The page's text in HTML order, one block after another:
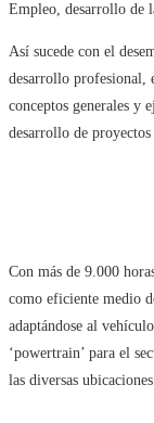
Empleo, desarrollo de
Así sucede con el
desarrollo profesional,
conceptos generales y
desarrollo de
Con más de 9.000
como eficiente medio
adaptándose al
‘powertrain’ para el
las diversas